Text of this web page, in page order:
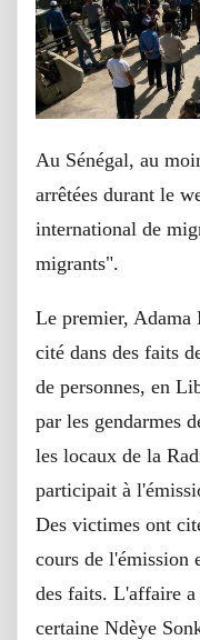
Au Sénégal, au
arrêtées durant le
international de
migrants".
Le premier, Adama
cité dans des faits
de personnes, en
par les gendarmes
les locaux de la
participait à
Des victimes ont
cours de l'émission
des faits. L'affaire a
certaine Ndèye